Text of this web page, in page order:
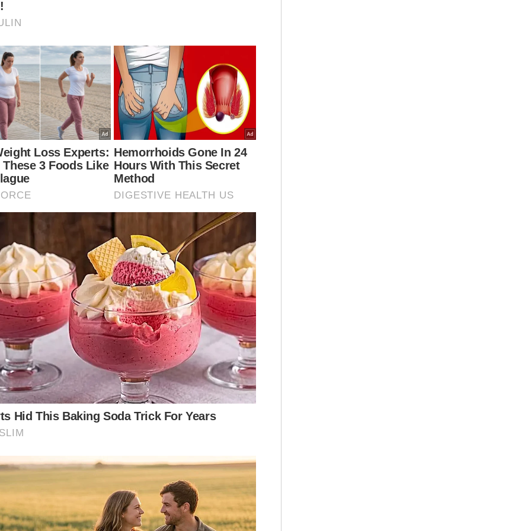
Berkaitan:
Kerajaan Madani terus perkukuh tatakelola, elak
skandal seperti 1MDB berulang
Lima individu termasuk empat penjawat awam ditahan,
disyaki rasuah RM25,000
Pindah wang simpanan 18 kali dalam dua hari, penjawat
awam rugi RM63,438
E-Mel setiap hari!